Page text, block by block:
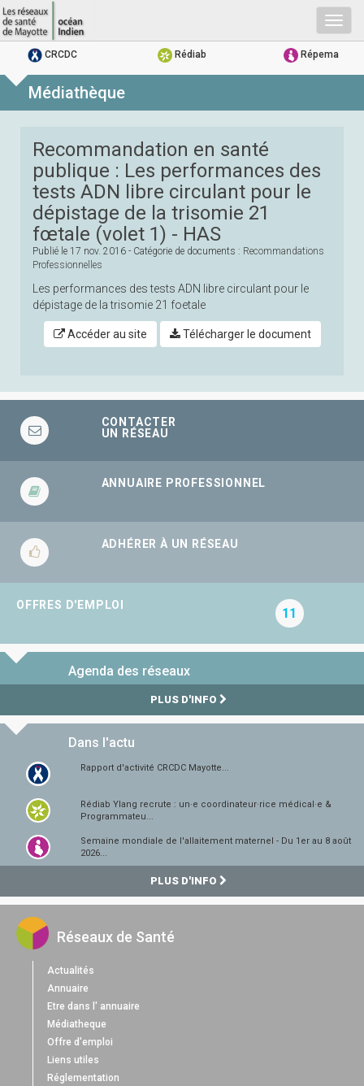
CRCDC Rédiab Répema
Médiathèque
Recommandation en santé
publique : Les performances des
tests ADN libre circulant pour le
dépistage de la trisomie 21
fœtale (volet 1) - HAS
Publié le 17 nov. 2016 - Catégorie de documents : Recommandations
Professionnelles
Les performances des tests ADN libre circulant pour le
dépistage de la trisomie 21 foetale
Accéder au site Télécharger le document
CONTACTER
UN RÉSEAU
ANNUAIRE PROFESSIONNEL
ADHÉRER À UN RÉSEAU
OFFRES D'EMPLOI
11
Agenda des réseaux
PLUS D'INFO
Dans l'actu
Rapport d'activité CRCDC Mayotte...
Rédiab Ylang recrute : un·e coordinateur·rice médical·e &
Programmateu...
Semaine mondiale de l'allaitement maternel - Du 1er au 8 août
2026...
PLUS D'INFO
Réseaux de Santé
Actualités
Annuaire
Etre dans l' annuaire
Médiatheque
Offre d'emploi
Liens utiles
Réglementation